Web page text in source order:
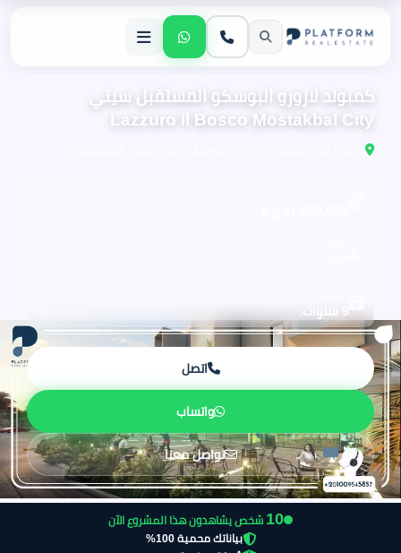
كمبوند لازورو البوسكو المستقبل سيتي
Lazzuro Il Bosco Mostakbal City
9 سنوات.
اتصل
واتساب
تواصل معنا
9شخص يشاهدون هذا المشروع الآن
بياناتك محمية 100%